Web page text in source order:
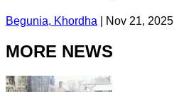
Begunia, Khordha Nov 21, 2025
MORE NEWS